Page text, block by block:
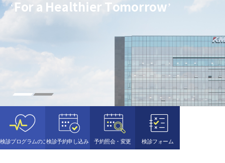
‘For a Healthier Tomorrow’
検診プログラムのご案内検診予約申し込み 予約照会・変更 検診フォーム